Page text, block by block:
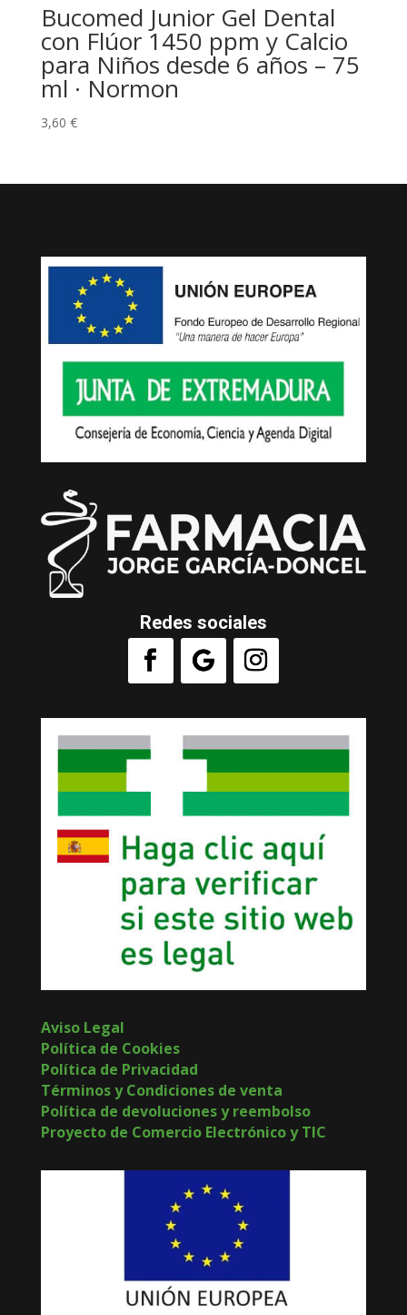
Bucomed Junior Gel Dental
con Flúor 1450 ppm y Calcio
para Niños desde 6 años – 75
ml · Normon
3,60 €
Redes sociales
Aviso Legal
Política de Cookies
Política de Privacidad
Términos y Condiciones de venta
Política de devoluciones y reembolso
Proyecto de Comercio Electrónico y TIC